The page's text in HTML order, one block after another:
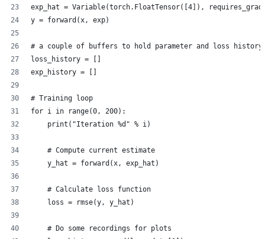
exp_hat = Variable(torch.FloatTensor([4]),
y = forward(x, exp)
# a couple of buffers to hold parameter and loss history
loss_history = []
exp_history = []
# Training loop
for i in range(0, 200):
    print("Iteration %d" % i)
    # Compute current estimate
    y_hat = forward(x, exp_hat)
    # Calculate loss function
    loss = rmse(y, y_hat)
    # Do some recordings for plots